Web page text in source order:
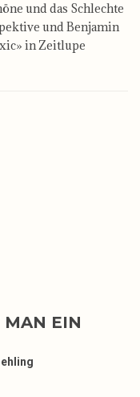
und das Schlechte
und Benjamin
in Zeitlupe
MAN EIN